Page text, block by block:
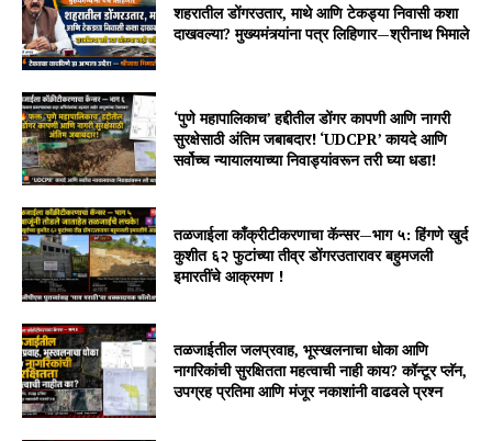
शहरातील डोंगरउतार, माथे आणि टेकड्या निवासी कशा
दाखवल्या? मुख्यमंत्र्यांना पत्र लिहिणार—श्रीनाथ भिमाले
‘पुणे महापालिकाच’ हद्दीतील डोंगर कापणी आणि नागरी
सुरक्षेसाठी अंतिम जबाबदार! ‘UDCPR’ कायदे आणि
सर्वोच्च न्यायालयाच्या निवाड्यांवरून तरी घ्या धडा!
तळजाईला काँक्रीटीकरणाचा कॅन्सर—भाग ५: हिंगणे खुर्द
कुशीत ६२ फुटांच्या तीव्र डोंगरउतारावर बहुमजली
इमारतींचे आक्रमण !
तळजाईतील जलप्रवाह, भूस्खलनाचा धोका आणि
नागरिकांची सुरक्षितता महत्वाची नाही काय? कॉन्टूर प्लॅन,
उपग्रह प्रतिमा आणि मंजूर नकाशांनी वाढवले प्रश्न